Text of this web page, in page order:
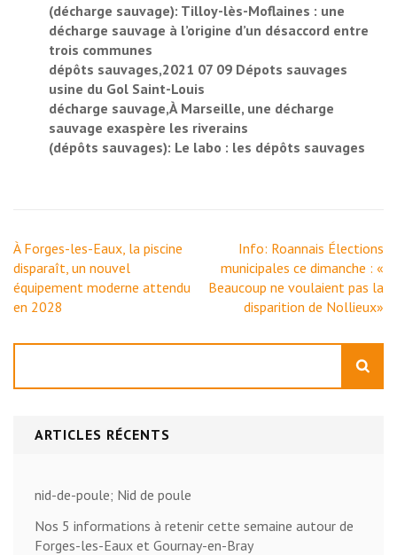
(décharge sauvage): Tilloy-lès-Moflaines : une
décharge sauvage à l’origine d’un désaccord entre
trois communes
dépôts sauvages,2021 07 09 Dépots sauvages
usine du Gol Saint-Louis
décharge sauvage,À Marseille, une décharge
sauvage exaspère les riverains
(dépôts sauvages): Le labo : les dépôts sauvages
Navigation
de
l’article
À Forges-les-Eaux, la piscine
disparaît, un nouvel
équipement moderne attendu
en 2028
Info: Roannais Élections
municipales ce dimanche : «
Beaucoup ne voulaient pas la
disparition de Nollieux»
ARTICLES RÉCENTS
nid-de-poule; Nid de poule
Nos 5 informations à retenir cette semaine autour de
Forges-les-Eaux et Gournay-en-Bray